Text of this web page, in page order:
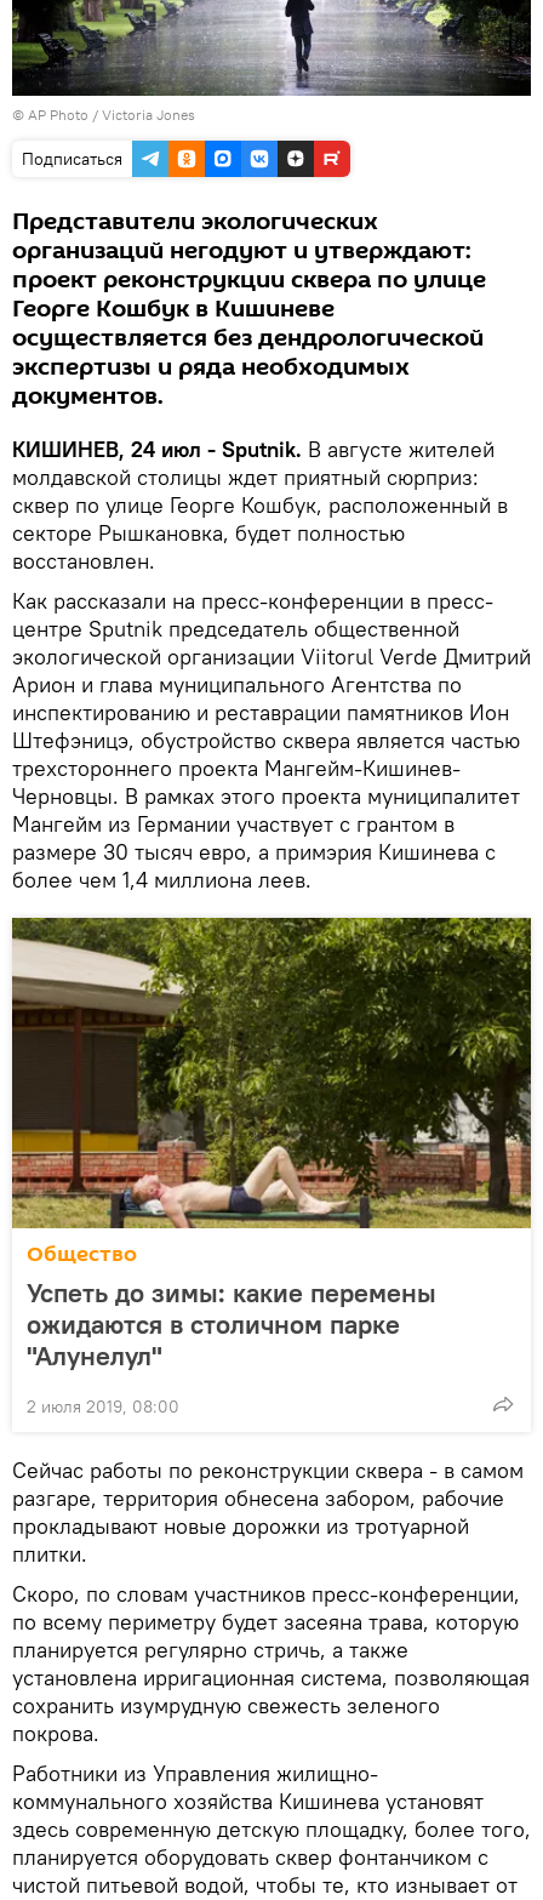
© AP Photo / Victoria Jones
Подписаться
Представители экологических
организаций негодуют и утверждают:
проект реконструкции сквера по улице
Георге Кошбук в Кишиневе
осуществляется без дендрологической
экспертизы и ряда необходимых
документов.
КИШИНЕВ, 24 июл - Sputnik. В августе жителей
молдавской столицы ждет приятный сюрприз:
сквер по улице Георге Кошбук, расположенный в
секторе Рышкановка, будет полностью
восстановлен.
Как рассказали на пресс-конференции в пресс-
центре Sputnik председатель общественной
экологической организации Viitorul Verde Дмитрий
Арион и глава муниципального Агентства по
инспектированию и реставрации памятников Ион
Штефэницэ, обустройство сквера является частью
трехстороннего проекта Мангейм-Кишинев-
Черновцы. В рамках этого проекта муниципалитет
Мангейм из Германии участвует с грантом в
размере 30 тысяч евро, а примэрия Кишинева с
более чем 1,4 миллиона леев.
Общество
Успеть до зимы: какие перемены
ожидаются в столичном парке
"Алунелул"
2 июля 2019, 08:00
Сейчас работы по реконструкции сквера - в самом
разгаре, территория обнесена забором, рабочие
прокладывают новые дорожки из тротуарной
плитки.
Скоро, по словам участников пресс-конференции,
по всему периметру будет засеяна трава, которую
планируется регулярно стричь, а также
установлена ирригационная система, позволяющая
сохранить изумрудную свежесть зеленого
покрова.
Работники из Управления жилищно-
коммунального хозяйства Кишинева установят
здесь современную детскую площадку, более того,
планируется оборудовать сквер фонтанчиком с
чистой питьевой водой, чтобы те, кто изнывает от